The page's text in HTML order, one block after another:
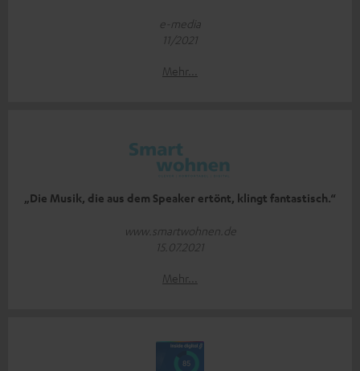
e-media
11/2021
Mehr...
„Die Musik, die aus dem Speaker ertönt, klingt fantastisch.“
www.smartwohnen.de
15.07.2021
Mehr...